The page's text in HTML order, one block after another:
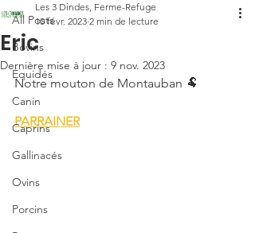
All Posts
Bovins
Équidés
Canin
Caprins
Gallinacés
Ovins
Porcins
Eric
Les 3 Dindes, Ferme-Refuge
10 févr. 2023 2 min de lecture
Dernière mise à jour : 9 nov. 2023
Notre mouton de Montauban 🐏
PARRAINER